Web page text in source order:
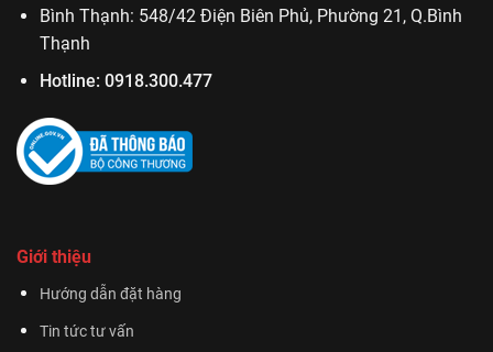
Bình Thạnh: 548/42 Điện Biên Phủ, Phường 21, Q.Bình
Thạnh
Hotline: 0918.300.477
Giới thiệu
Hướng dẫn đặt hàng
Tin tức tư vấn